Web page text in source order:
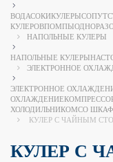
ВОДАСОКИКУЛЕРЫ
КУЛЕРОВПОМПЫ
НАПОЛЬНЫЕ КУЛЕРЫ
НАПОЛЬНЫЕ КУЛЕРЫ
ЭЛЕКТРОННОЕ
ЭЛЕКТРОННОЕ
ОХЛАЖДЕНИЕ
ХОЛОДИЛЬНИКОМСО
КУЛЕР С ЧАЙНЫМ
КУЛЕР С